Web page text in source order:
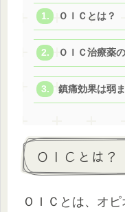
ＯＩＣとは？
ＯＩＣ治療薬
鎮痛効果は弱
ＯＩＣとは？
ＯＩＣとは、オ